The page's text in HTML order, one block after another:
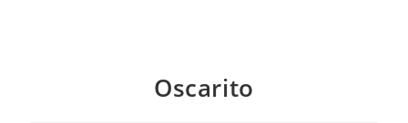
Oscarito